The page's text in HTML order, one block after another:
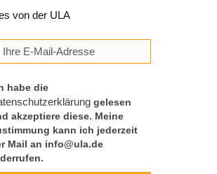
von der ULA
habe die
gelesen
akzeptiere diese. Meine
kann ich jederzeit
Mail an info@ula.de